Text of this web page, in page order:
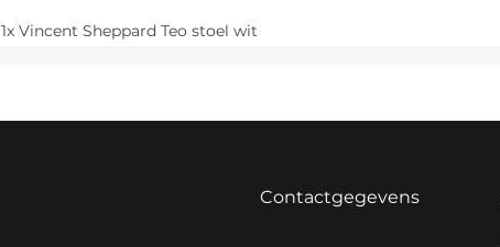
1x Vincent Sheppard Teo stoel wit
Contactgegevens